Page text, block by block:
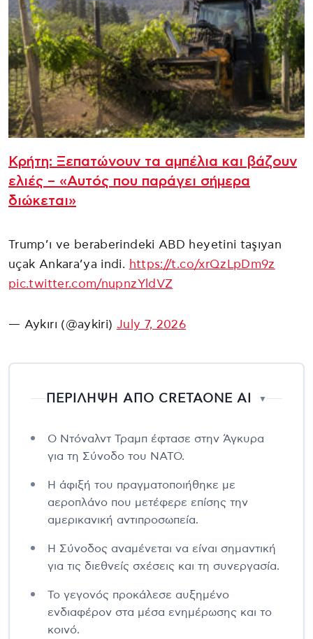
Κρήτη: Ξεπατώνουν τα αμπέλια και βάζουν
ελιές – «Αυτός που παράγει σήμερα
διώκεται»
Trump’ı ve beraberindeki ABD heyetini taşıyan
uçak Ankara’ya indi. https://t.co/xrQzLpDm9z
pic.twitter.com/nupnzYldVZ
— Aykırı (@aykiri) July 7, 2026
ΠΕΡΙΛΗΨΗ ΑΠΟ CRETAONE AI ▼
Ο Ντόναλντ Τραμπ έφτασε στην Άγκυρα
για τη Σύνοδο του ΝΑΤΟ.
Η άφιξή του πραγματοποιήθηκε με
αεροπλάνο που μετέφερε επίσης την
αμερικανική αντιπροσωπεία.
Η Σύνοδος αναμένεται να είναι σημαντική
για τις διεθνείς σχέσεις και τη συνεργασία.
Το γεγονός προκάλεσε αυξημένο
ενδιαφέρον στα μέσα ενημέρωσης και το
κοινό.